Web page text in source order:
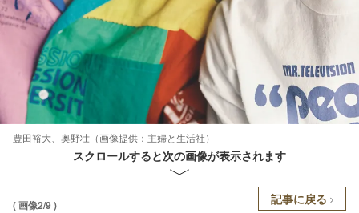
豊田裕大、奥野壮（画像提供：主婦と生活社）
スクロールすると次の画像が表示されます
( 画像2/9 ) 記事に戻る